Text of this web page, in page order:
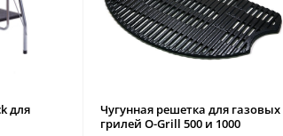
для
Чугунная решетка для газовых
грилей O-Grill 500 и 1000